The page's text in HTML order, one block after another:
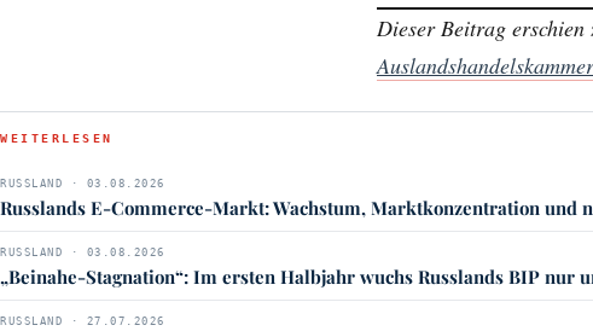
Dieser Beitrag erschien
Auslandshandelskammer
WEITERLESEN
RUSSLAND · 03.08.2026
Russlands E-Commerce-Markt: Wachstum, Marktkonzentration und
RUSSLAND · 03.08.2026
„Beinahe-Stagnation“: Im ersten Halbjahr wuchs Russlands BIP nur
RUSSLAND · 27.07.2026